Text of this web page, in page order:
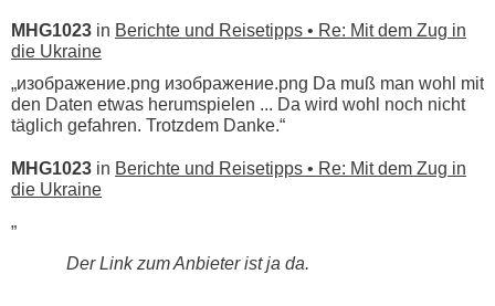
MHG1023 in Berichte und Reisetipps • Re: Mit dem Zug in
die Ukraine
„изображение.png изображение.png Da muß man wohl mit
den Daten etwas herumspielen ... Da wird wohl noch nicht
täglich gefahren. Trotzdem Danke.“
MHG1023 in Berichte und Reisetipps • Re: Mit dem Zug in
die Ukraine
„
Der Link zum Anbieter ist ja da.